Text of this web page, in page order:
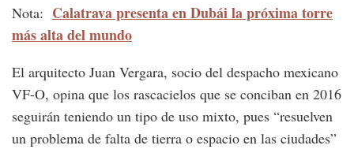
Nota: Calatrava presenta en Dubái la próxima torre
más alta del mundo
El arquitecto Juan Vergara, socio del despacho mexicano
VF-O, opina que los rascacielos que se conciban en 2016
seguirán teniendo un tipo de uso mixto, pues “resuelven
un problema de falta de tierra o espacio en las ciudades”